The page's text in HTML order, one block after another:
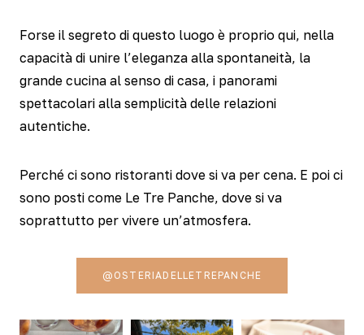
Forse il segreto di questo luogo è proprio qui, nella
capacità di unire l’eleganza alla spontaneità, la
grande cucina al senso di casa, i panorami
spettacolari alla semplicità delle relazioni
autentiche.
Perché ci sono ristoranti dove si va per cena. E poi ci
sono posti come Le Tre Panche, dove si va
soprattutto per vivere un’atmosfera.
@OSTERIADELLETREPANCHE